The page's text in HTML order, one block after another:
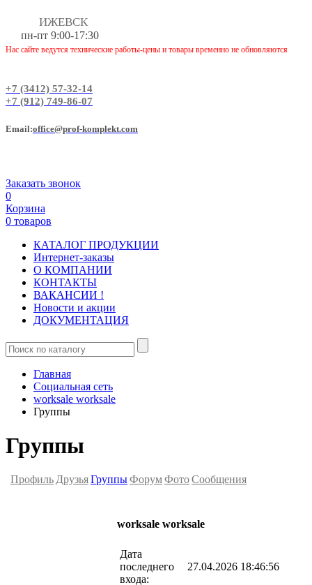
ИЖЕВСК
пн-пт 9:00-17:30
Нас сайте ведутся технические работы-цены и товары временно не обновляются
+7 (3412) 57-32-14
+7 (912) 749-86-07
Еmail:office@prof-komplekt.com
Заказать звонок
0
Корзина
0 товаров
КАТАЛОГ ПРОДУКЦИИ
Интернет-заказы
О КОМПАНИИ
КОНТАКТЫ
ВАКАНСИИ !
Новости и акции
ДОКУМЕНТАЦИЯ
Главная
Социальная сеть
worksale worksale
Группы
Группы
ПрофильДрузьяГруппыФорумФотоСообщения
worksale worksale
Дата
последнего
входа:
27.04.2026 18:46:56